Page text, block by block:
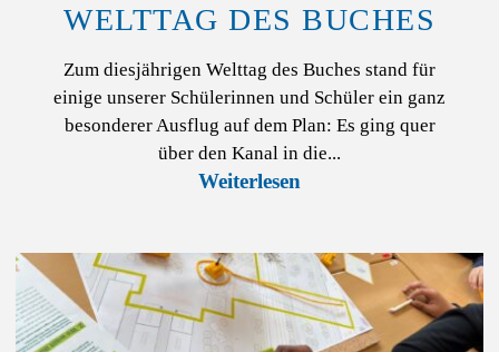
WELTTAG DES BUCHES
Zum diesjährigen Welttag des Buches stand für
einige unserer Schülerinnen und Schüler ein ganz
besonderer Ausflug auf dem Plan: Es ging quer
über den Kanal in die...